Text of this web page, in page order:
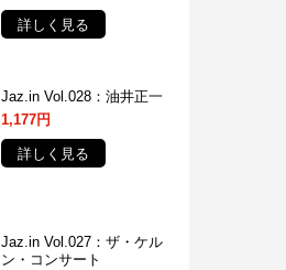
詳しく見る
Jaz.in Vol.028：油井正一
1,177円
詳しく見る
Jaz.in Vol.027：ザ・ケル
ン・コンサート